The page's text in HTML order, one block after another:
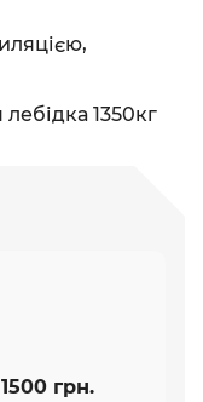
грн.
1350кг